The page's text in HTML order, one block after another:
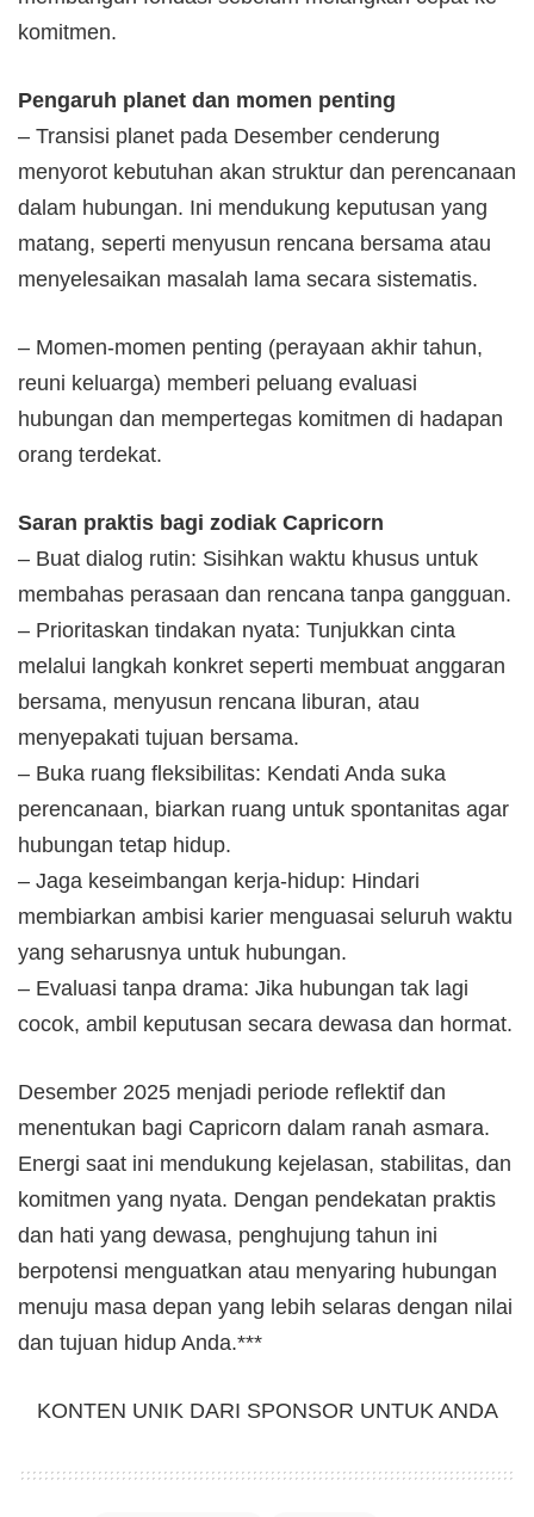
komitmen.
Pengaruh planet dan momen penting
– Transisi planet pada Desember cenderung
menyorot kebutuhan akan struktur dan perencanaan
dalam hubungan. Ini mendukung keputusan yang
matang, seperti menyusun rencana bersama atau
menyelesaikan masalah lama secara sistematis.
– Momen-momen penting (perayaan akhir tahun,
reuni keluarga) memberi peluang evaluasi
hubungan dan mempertegas komitmen di hadapan
orang terdekat.
Saran praktis bagi zodiak Capricorn
– Buat dialog rutin: Sisihkan waktu khusus untuk
membahas perasaan dan rencana tanpa gangguan.
– Prioritaskan tindakan nyata: Tunjukkan cinta
melalui langkah konkret seperti membuat anggaran
bersama, menyusun rencana liburan, atau
menyepakati tujuan bersama.
– Buka ruang fleksibilitas: Kendati Anda suka
perencanaan, biarkan ruang untuk spontanitas agar
hubungan tetap hidup.
– Jaga keseimbangan kerja-hidup: Hindari
membiarkan ambisi karier menguasai seluruh waktu
yang seharusnya untuk hubungan.
– Evaluasi tanpa drama: Jika hubungan tak lagi
cocok, ambil keputusan secara dewasa dan hormat.
Desember 2025 menjadi periode reflektif dan
menentukan bagi Capricorn dalam ranah asmara.
Energi saat ini mendukung kejelasan, stabilitas, dan
komitmen yang nyata. Dengan pendekatan praktis
dan hati yang dewasa, penghujung tahun ini
berpotensi menguatkan atau menyaring hubungan
menuju masa depan yang lebih selaras dengan nilai
dan tujuan hidup Anda.***
KONTEN UNIK DARI SPONSOR UNTUK ANDA